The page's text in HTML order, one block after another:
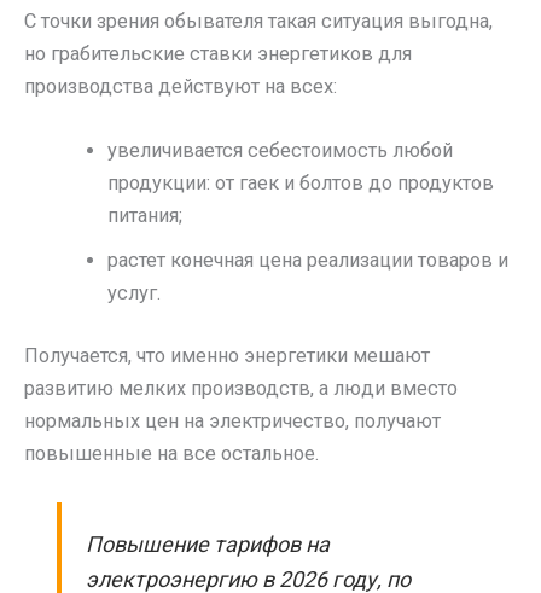
С точки зрения обывателя такая ситуация выгодна,
но грабительские ставки энергетиков для
производства действуют на всех:
увеличивается себестоимость любой
продукции: от гаек и болтов до продуктов
питания;
растет конечная цена реализации товаров и
услуг.
Получается, что именно энергетики мешают
развитию мелких производств, а люди вместо
нормальных цен на электричество, получают
повышенные на все остальное.
Повышение тарифов на
электроэнергию в 2026 году, по